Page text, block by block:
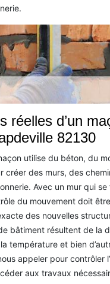
réelles d’un
82130
utilise du béton, du
créer des murs, des
Avec un mur qui se
du mouvement doit
des nouvelles
bâtiment résultent de la
température et bien
appeler pour contrôler
aux travaux